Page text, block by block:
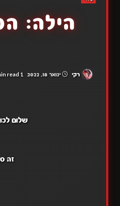
הילה:
רקי ינואר 18, 2022 1 min read
שלום
זה